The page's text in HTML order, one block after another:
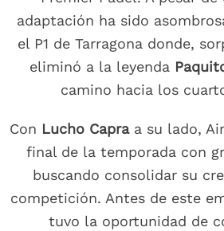
adaptación ha sido
el P1 de Tarragona donde,
eliminó a la leyenda
camino hacia los
Con Lucho Capraa su lado,
final de la temporada con
buscando consolidar su
competición. Antes de este
tuvo la oportunidad de